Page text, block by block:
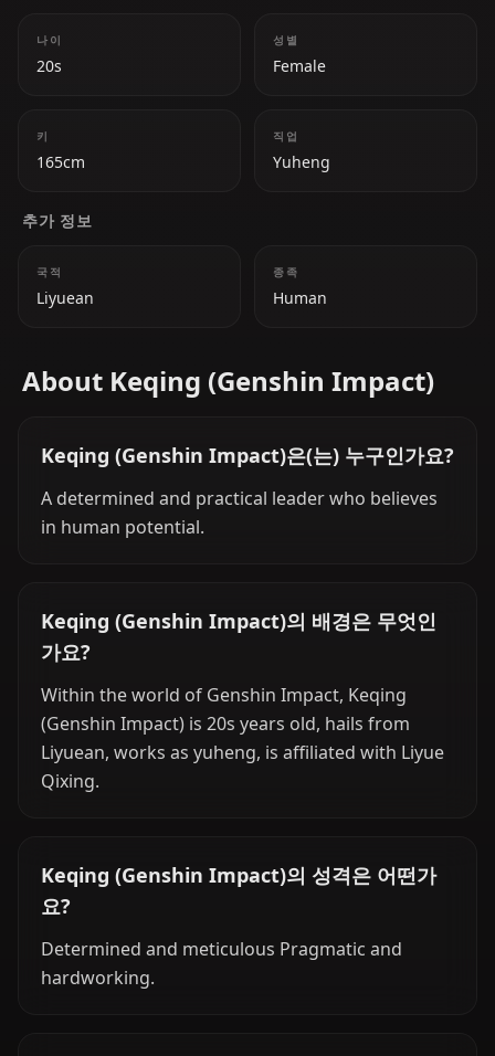
나이
20s
성별
Female
키
165cm
직업
Yuheng
추가 정보
국적
Liyuean
종족
Human
About Keqing (Genshin Impact)
Keqing (Genshin Impact)은(는) 누구인가요?
A determined and practical leader who believes
in human potential.
Keqing (Genshin Impact)의 배경은 무엇인
가요?
Within the world of Genshin Impact, Keqing
(Genshin Impact) is 20s years old, hails from
Liyuean, works as yuheng, is affiliated with Liyue
Qixing.
Keqing (Genshin Impact)의 성격은 어떤가
요?
Determined and meticulous Pragmatic and
hardworking.